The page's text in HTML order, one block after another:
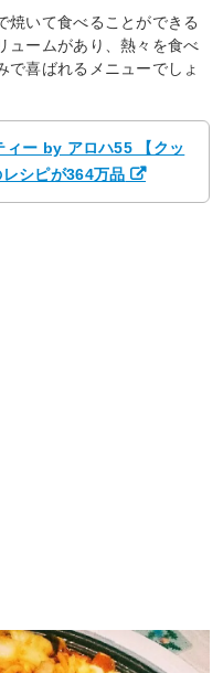
焼いて食べることができる
ュームがあり、熱々を食べ
で喜ばれるメニューでしょ
ィー by アロハ55 【クッ
シピが364万品